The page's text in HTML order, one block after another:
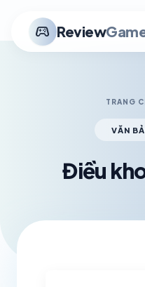
stadia_controller Review
TRANG
VĂN
Điều